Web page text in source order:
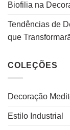
Biofilia na
Tendências de
que
COLEÇÕES
Decoração
Estilo Industrial